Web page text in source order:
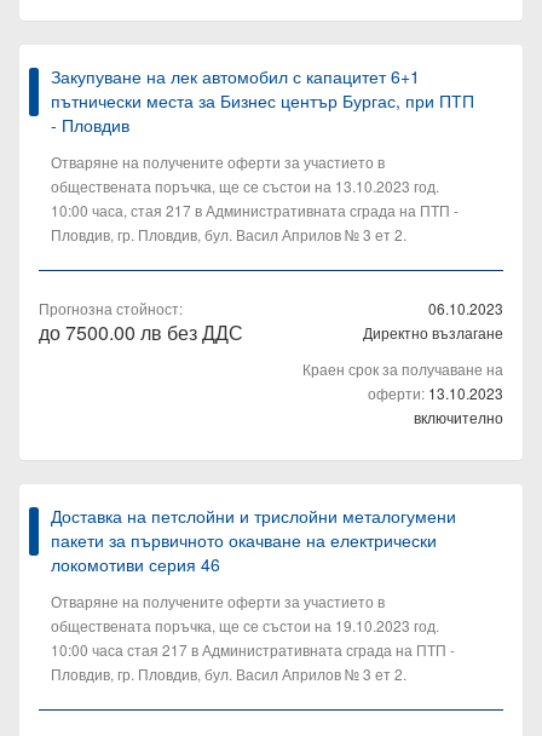
Закупуване на лек автомобил с капацитет 6+1
пътнически места за Бизнес център Бургас, при ПТП
- Пловдив
Отваряне на получените оферти за участието в
обществената поръчка, ще се състои на 13.10.2023 год.
10:00 часа, стая 217 в Административната сграда на ПТП -
Пловдив, гр. Пловдив, бул. Васил Априлов № 3 ет 2.
Прогнозна стойност:
до 7500.00 лв без ДДС
06.10.2023
Директно възлагане
Краен срок за получаване на
оферти: 13.10.2023
включително
Доставка на петслойни и трислойни металогумени
пакети за първичното окачване на електрически
локомотиви серия 46
Отваряне на получените оферти за участието в
обществената поръчка, ще се състои на 19.10.2023 год.
10:00 часа стая 217 в Административната сграда на ПТП -
Пловдив, гр. Пловдив, бул. Васил Априлов № 3 ет 2.